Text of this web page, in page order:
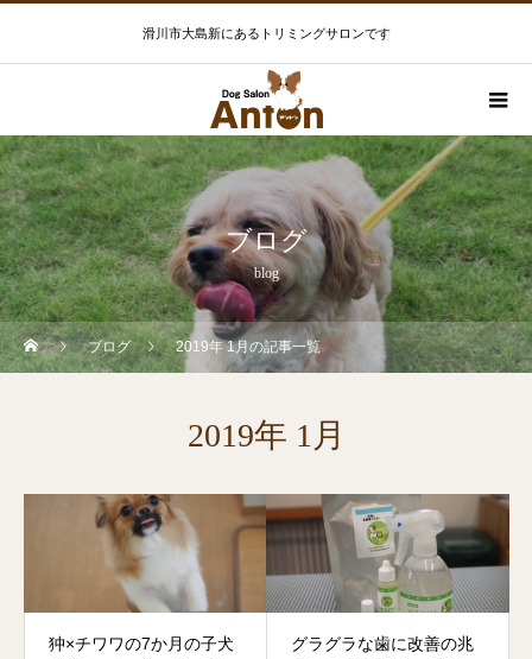
滑川市大島新にあるトリミングサロンです
ブログ
blog
ブログ 2019年 1月の記事一覧
2019年 1月
狆×チワワの7か月の子犬
グラグラな歯に改善の兆